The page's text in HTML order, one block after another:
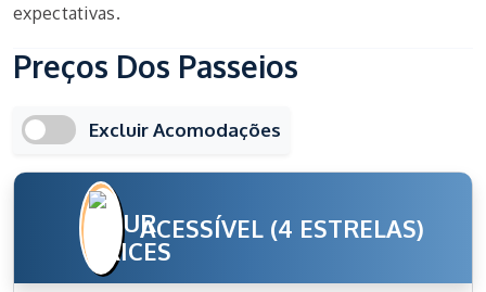
expectativas.
Preços Dos Passeios
Excluir Acomodações
ACESSÍVEL (4 ESTRELAS)